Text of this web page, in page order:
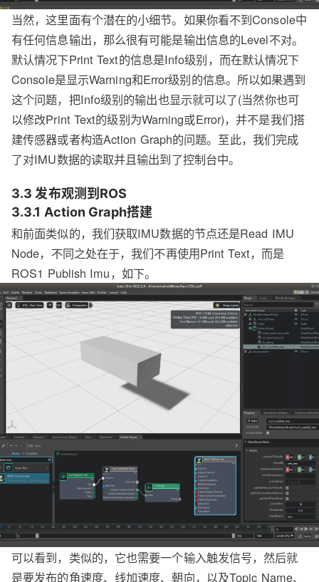
当然，这里面有个潜在的小细节。如果你看不到Console中
有任何信息输出，那么很有可能是输出信息的Level不对。
默认情况下Print Text的信息是Info级别，而在默认情况下
Console是显示Warning和Error级别的信息。所以如果遇到
这个问题，把Info级别的输出也显示就可以了(当然你也可
以修改Print Text的级别为Warning或Error)，并不是我们搭
建传感器或者构造Action Graph的问题。至此，我们完成
了对IMU数据的读取并且输出到了控制台中。
3.3 发布观测到ROS
3.3.1 Action Graph搭建
和前面类似的，我们获取IMU数据的节点还是Read IMU
Node，不同之处在于，我们不再使用Print Text，而是
ROS1 Publish Imu，如下。
可以看到，类似的，它也需要一个输入触发信号，然后就
是要发布的角速度、线加速度、朝向，以及Topic Name、